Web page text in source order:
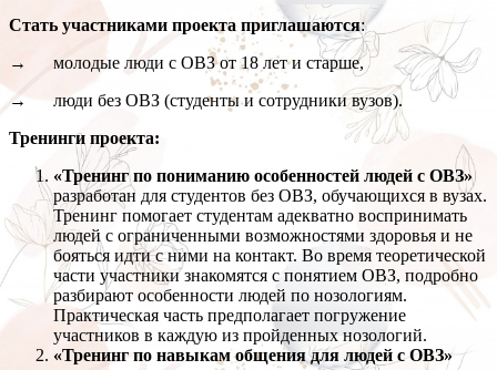
Стать участниками проекта приглашаются:
→ молодые люди с ОВЗ от 18 лет и старше,
→ люди без ОВЗ (студенты и сотрудники вузов).
Тренинги проекта:
«Тренинг по пониманию особенностей людей с ОВЗ»
разработан для студентов без ОВЗ, обучающихся в вузах.
Тренинг помогает студентам адекватно воспринимать
людей с ограниченными возможностями здоровья и не
бояться идти с ними на контакт. Во время теоретической
части участники знакомятся с понятием ОВЗ, подробно
разбирают особенности людей по нозологиям.
Практическая часть предполагает погружение
участников в каждую из пройденных нозологий.
«Тренинг по навыкам общения для людей с ОВЗ»​